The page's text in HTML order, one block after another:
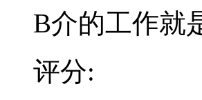
B介的工作就
评分: